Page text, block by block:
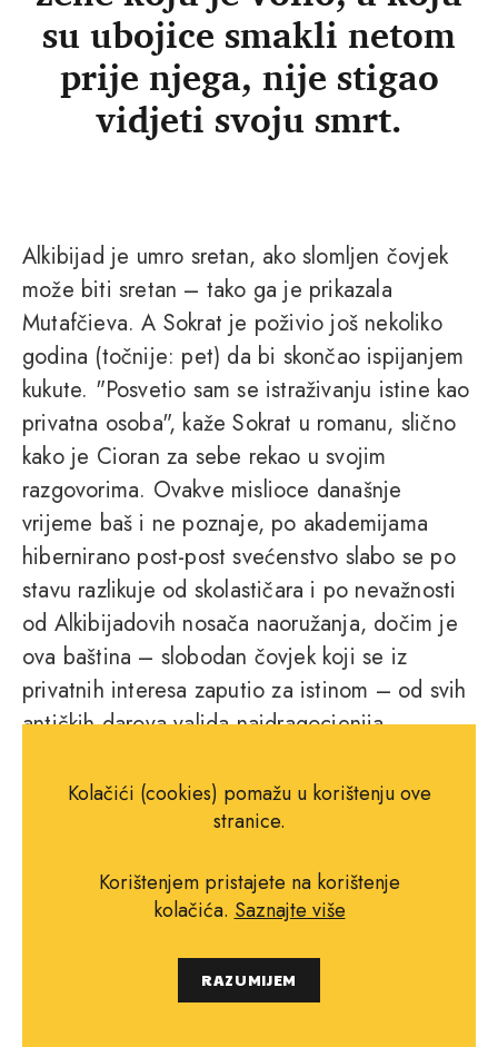
su ubojice smakli netom
prije njega, nije stigao
vidjeti svoju smrt.
Alkibijad je umro sretan, ako slomljen čovjek
može biti sretan – tako ga je prikazala
Mutafčieva. A Sokrat je poživio još nekoliko
godina (točnije: pet) da bi skončao ispijanjem
kukute. "Posvetio sam se istraživanju istine kao
privatna osoba", kaže Sokrat u romanu, slično
kako je Cioran za sebe rekao u svojim
razgovorima. Ovakve mislioce današnje
vrijeme baš i ne poznaje, po akademijama
hibernirano post-post svećenstvo slabo se po
stavu razlikuje od skolastičara i po nevažnosti
od Alkibijadovih nosača naoružanja, dočim je
ova baština – slobodan čovjek koji se iz
privatnih interesa zaputio za istinom – od svih
antičkih darova valjda najdragocjenija,
gotovo potpunog neprakticiranja. Uzbudljiv
Kolačići (cookies) pomažu u korištenju ove
stranice.
Korištenjem pristajete na korištenje
kolačića. Saznajte više
RAZUMIJEM